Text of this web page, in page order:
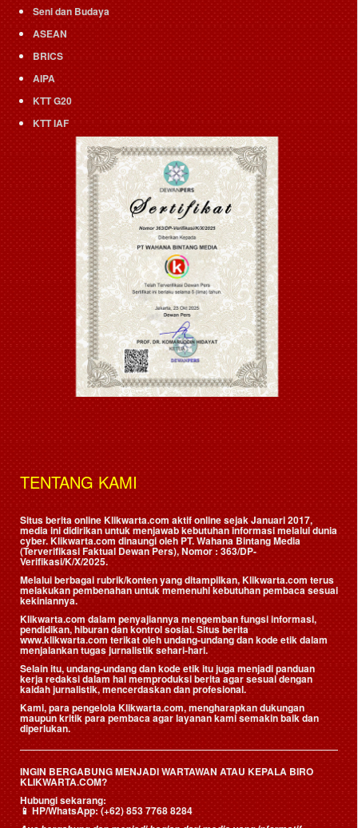
Seni dan Budaya
ASEAN
BRICS
AIPA
KTT G20
KTT IAF
TENTANG KAMI
Situs berita online Klikwarta.com aktif online sejak Januari 2017,
media ini didirikan untuk menjawab kebutuhan informasi melalui dunia
cyber. Klikwarta.com dinaungi oleh PT. Wahana Bintang Media
(Terverifikasi Faktual Dewan Pers), Nomor : 363/DP-
Verifikasi/K/X/2025.
Melalui berbagai rubrik/konten yang ditampilkan, Klikwarta.com terus
melakukan pembenahan untuk memenuhi kebutuhan pembaca sesuai
kekiniannya.
Klikwarta.com dalam penyajiannya mengemban fungsi informasi,
pendidikan, hiburan dan kontrol sosial. Situs berita
www.klikwarta.com terikat oleh undang-undang dan kode etik dalam
menjalankan tugas jurnalistik sehari-hari.
Selain itu, undang-undang dan kode etik itu juga menjadi panduan
kerja redaksi dalam hal memproduksi berita agar sesuai dengan
kaidah jurnalistik, mencerdaskan dan profesional.
Kami, para pengelola Klikwarta.com, mengharapkan dukungan
maupun kritik para pembaca agar layanan kami semakin baik dan
diperlukan.
INGIN BERGABUNG MENJADI WARTAWAN ATAU KEPALA BIRO
KLIKWARTA.COM?
Hubungi sekarang:
📱HP/WhatsApp:(+62) 853 7768 8284